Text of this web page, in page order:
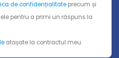
de confidențialitate precum și
pentru a primi un răspuns la
atașate la contractul meu.